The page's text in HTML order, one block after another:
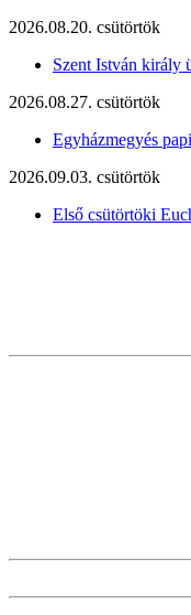
2026.08.20. csütörtök
Szent István király
2026.08.27. csütörtök
Egyházmegyés
2026.09.03. csütörtök
Első csütörtöki